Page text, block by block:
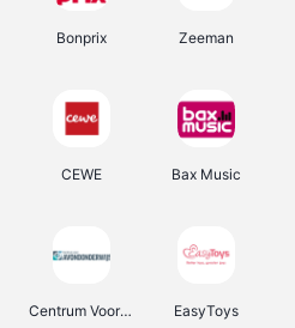
Bonprix Zeeman
CEWE Bax Music
Centrum Voor Avondonderwijs EasyToys